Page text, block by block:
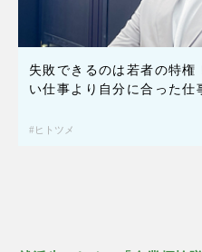
失敗できるのは若者の特
い仕事より自分に合った仕
ヒトツメ